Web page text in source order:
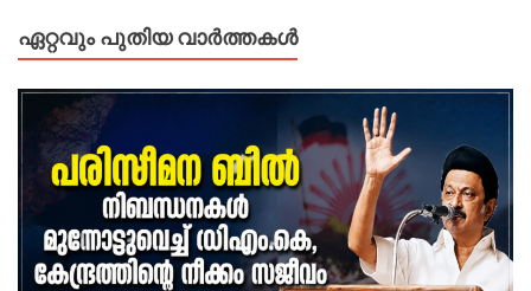
ഏറ്റവും പുതിയ വാർത്തകൾ